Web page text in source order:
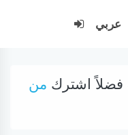
عربي
فضلاً اشترك من